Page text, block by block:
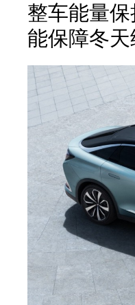
整车能量
能保障冬天